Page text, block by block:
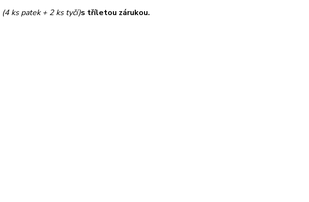
(4 ks patek + 2 ks tyčí)s tříletou zárukou.